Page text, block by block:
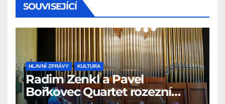
SOUVISEJÍCÍ
HLAVNÍ ZPRÁVY KULTURA
Radim Zenkl a Pavel
Bořkovec Quartet rozezní